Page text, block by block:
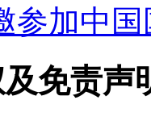
参加中
免责声